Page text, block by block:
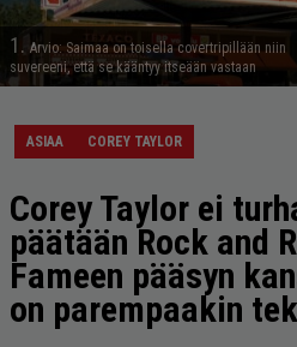
1. Arvio: Saimaa on toisella covertripillään niin
suvereeni, että se kääntyy itseään vastaan
ASIAA COREY TAYLOR
Corey Taylor ei
päätään Rock and
Fameen pääsyn
on parempaakin